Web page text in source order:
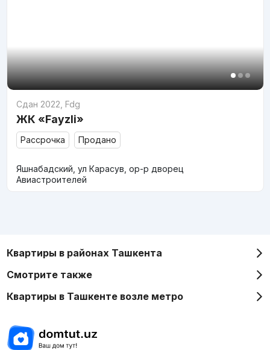
Сдан 2022 Fdg
ЖК «Fayzli»
Рассрочка Продано
Яшнабадский, ул Карасув, ор-р дворец
Авиастроителей
Квартиры в районах Ташкента
Смотрите также
Квартиры в Ташкенте возле метро